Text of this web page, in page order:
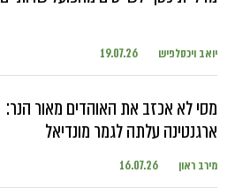
יואב ויכסלפיש 19.07.26
מסי לא אכזב את האוהדים מאור הנר:
ארגנטינה עלתה לגמר מונדיאל
מירב ראון 16.07.26